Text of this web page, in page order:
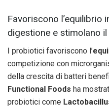
Favoriscono l’equilibrio
digestione e stimolano
I probiotici favoriscono l’
competizione con
della crescita di batteri
Functional Foods ha
probiotici come